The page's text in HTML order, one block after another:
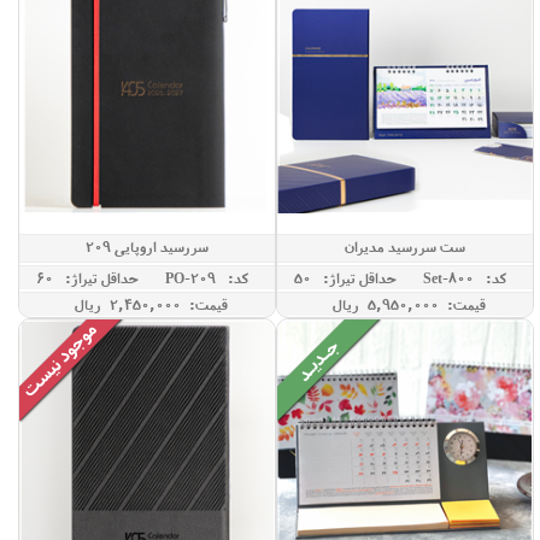
ست سررسید مدیران
کد: Set-800
حداقل تيراژ: 50
قیمت: 5,950,000 ريال
سررسید اروپایی 209
کد: PO-209
حداقل تيراژ: 60
قیمت: 2,450,000 ريال